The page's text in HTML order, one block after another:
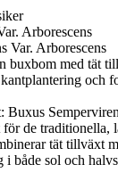
Arborescens
buxbom med tät
och
Buxus
för de traditionella,
tät tillväxt
i både sol och